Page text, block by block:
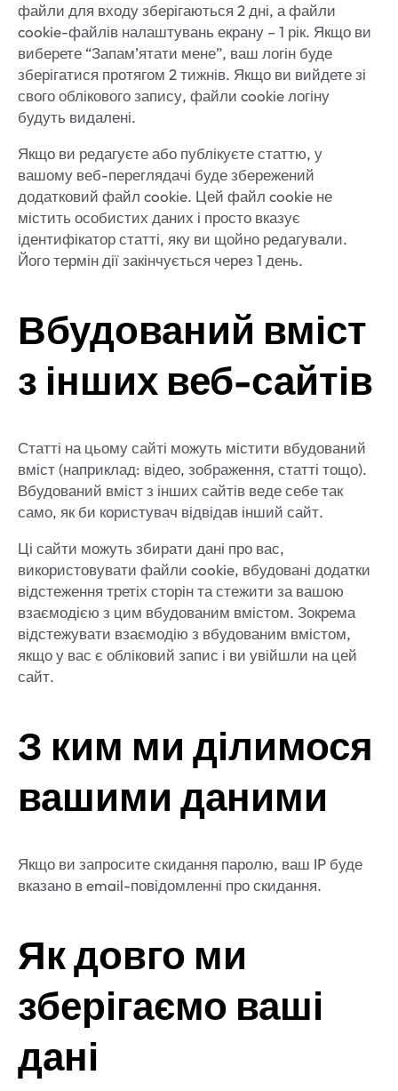
файли для входу зберігаються 2 дні, а файли
cookie-файлів налаштувань екрану – 1 рік. Якщо ви
виберете “Запам’ятати мене”, ваш логін буде
зберігатися протягом 2 тижнів. Якщо ви вийдете зі
свого облікового запису, файли cookie логіну
будуть видалені.
Якщо ви редагуєте або публікуєте статтю, у
вашому веб-переглядачі буде збережений
додатковий файл cookie. Цей файл cookie не
містить особистих даних і просто вказує
ідентифікатор статті, яку ви щойно редагували.
Його термін дії закінчується через 1 день.
Вбудований вміст
з інших веб-сайтів
Статті на цьому сайті можуть містити вбудований
вміст (наприклад: відео, зображення, статті тощо).
Вбудований вміст з інших сайтів веде себе так
само, як би користувач відвідав інший сайт.
Ці сайти можуть збирати дані про вас,
використовувати файли cookie, вбудовані додатки
відстеження третіх сторін та стежити за вашою
взаємодією з цим вбудованим вмістом. Зокрема
відстежувати взаємодію з вбудованим вмістом,
якщо у вас є обліковий запис і ви увійшли на цей
сайт.
З ким ми ділимося
вашими даними
Якщо ви запросите скидання паролю, ваш IP буде
вказано в email-повідомленні про скидання.
Як довго ми
зберігаємо ваші
дані